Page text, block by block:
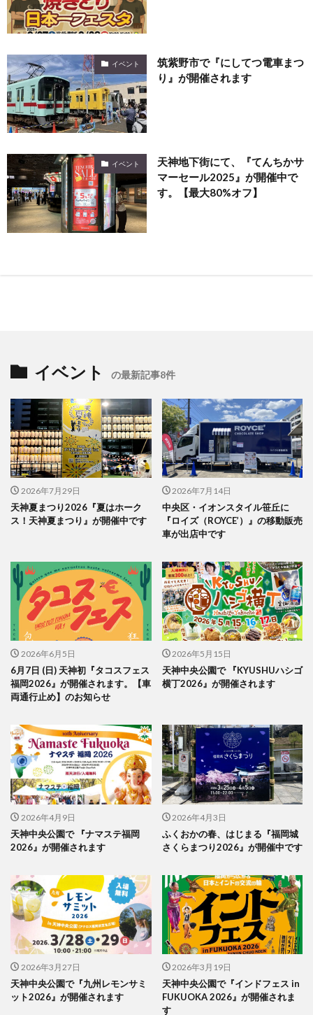
イベント
筑紫野市で『にしてつ電車まつ
り』が開催されます
イベント
天神地下街にて、『てんちかサ
マーセール2025』が開催中で
す。【最大80%オフ】
イベント の最新記事8件
2026年7月29日
天神夏まつり2026『夏はホーク
ス！天神夏まつり』が開催中です
2026年7月14日
中央区・イオンスタイル笹丘に
『ロイズ（ROYCE’）』の移動販売
車が出店中です
2026年6月5日
6月7日 (日) 天神初『タコスフェス
福岡2026』が開催されます。【車
両通行止め】のお知らせ
2026年5月15日
天神中央公園で 『KYUSHUハシゴ
横丁2026』が開催されます
2026年4月9日
天神中央公園で 『ナマステ福岡
2026』が開催されます
2026年4月3日
ふくおかの春、はじまる『福岡城
さくらまつり2026』が開催中です
2026年3月27日
天神中央公園で『九州レモンサミ
ット2026』が開催されます
2026年3月19日
天神中央公園で『インドフェス in
FUKUOKA 2026』が開催されま
す